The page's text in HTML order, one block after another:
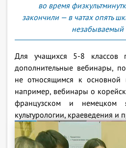
во время
закончили — в чатах опять
незабываемый
Для учащихся 5-8 классов
дополнительные вебинары,
не относящимся к основной
например, вебинары о
французском и немецком
культурологии, краеведения и